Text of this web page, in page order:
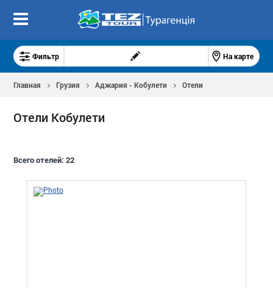
Фильтр На карте
Главная Грузия Аджария - Кобулети Отели
Отели Кобулети
Всего отелей:22